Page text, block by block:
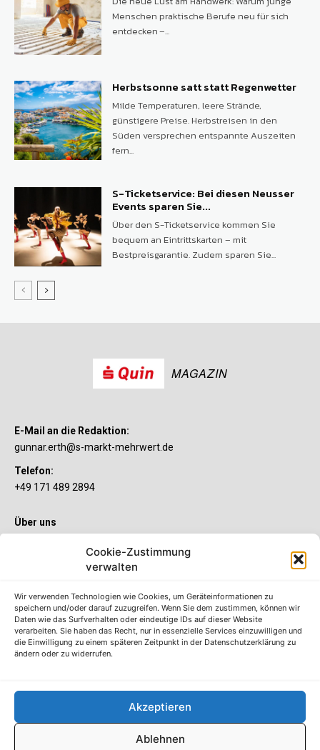
Cookie-Zustimmung
verwalten
Wir verwenden Technologien wie Cookies, um Geräteinformationen zu
speichern und/oder darauf zuzugreifen. Wenn Sie dem zustimmen, können wir
Daten wie das Surfverhalten oder eindeutige IDs auf dieser Website
verarbeiten. Sie haben das Recht, nur in essenzielle Services einzuwilligen und
die Einwilligung zu einem späteren Zeitpunkt in der Datenschutzerklärung zu
ändern oder zu widerrufen.
Akzeptieren
Ablehnen
Menschen praktische Berufe neu für sich
entdecken –...
Herbstsonne satt statt Regenwetter
Milde Temperaturen, leere Strände,
günstigere Preise. Herbstreisen in den
Süden versprechen entspannte Auszeiten
fern...
S-Ticketservice: Bei diesen Neusser
Events sparen Sie...
Über den S-Ticketservice kommen Sie
bequem an Eintrittskarten – mit
Bestpreisgarantie. Zudem sparen Sie...
MAGAZIN
E-Mail an die Redaktion:
gunnar.erth@s-markt-mehrwert.de
Telefon:
+49 171 489 2894
Über uns
Sie wollen mehr als ein gewöhnliches Girokonto? Dann ist unser
S-Quin Konto genau das Richtige für Sie. Die beiden
etliche Inklusivleistungen. Im S-Quin Magazin erfahren Sie
immer, was es Neues gibt.
Die S-Quin Kontomodelle
Erklärung zur Barrierefreiheit